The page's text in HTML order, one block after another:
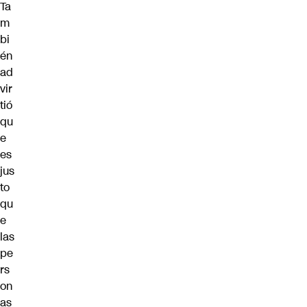
Ta
m
bi
én
ad
vir
tió
qu
e
es
jus
to
qu
e
las
pe
rs
on
as